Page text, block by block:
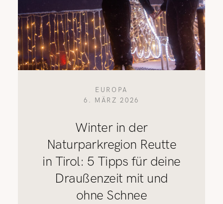
EUROPA
6. MÄRZ 2026
Winter in der
Naturparkregion Reutte
in Tirol: 5 Tipps für deine
Draußenzeit mit und
ohne Schnee